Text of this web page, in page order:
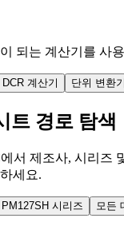
되는 계산기를 사
계산기 단위 변환기
트 경로 탐색
서 제조사, 시리즈
세요.
PM127SH 시리즈 모든